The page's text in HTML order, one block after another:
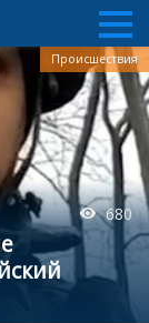
680
Происшествия